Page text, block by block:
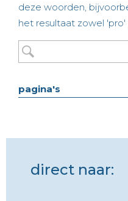
deze woorden,
het resultaat zowel 'pro'
pagina's
direct naar: